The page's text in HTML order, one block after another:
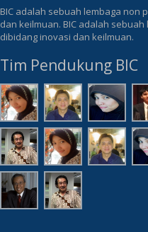
BIC adalah sebuah lembaga non
dan keilmuan. BIC adalah
dibidang inovasi dan keilmuan.
Tim Pendukung BIC